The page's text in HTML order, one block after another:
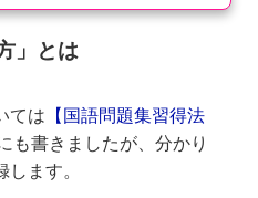
」とは
ては 【国語問題集習得法
も書きましたが、分かり
ます。